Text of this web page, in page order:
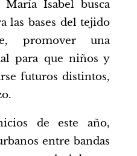
Isabel busca
las bases del tejido
promover una
para que niños y
futuros distintos,
de este año,
entre bandas